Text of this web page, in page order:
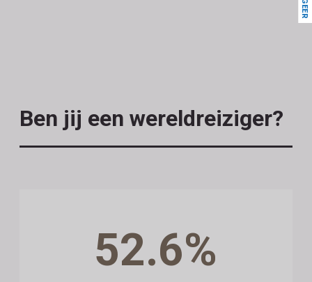
Ben jij een wereldreiziger?
52.6%